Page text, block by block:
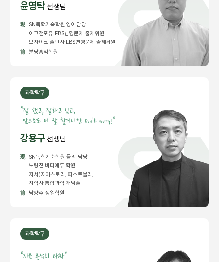
윤영탁 선생님
現
SN독학기숙학원 영어담당
이그잼포유 EBS변형문제 출제위원
모자이크 출판사 EBS변형문제 출제위원
前 분당홍익학원
과학탐구
“잘 했고, 잘하고 있고,
앞으로도 더 잘 할거니깐 Don't worry!”
강용구 선생님
現
SN독학기숙학원 물리 담당
노량진 비타에듀 학원
저서)자이스토리, 퍼스트물리,
지학사 통합과학 개념풀
前
남양주 정일학원
과학탐구
“자료 분석의 타짜”